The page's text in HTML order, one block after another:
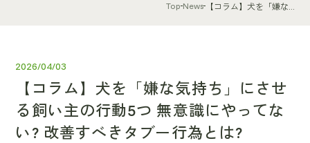
Top News 【コラム】犬を「嫌な...
2026/04/03
【コラム】犬を「嫌な気持ち」にさせ
る飼い主の行動5つ 無意識にやってな
い? 改善すべきタブー行為とは?